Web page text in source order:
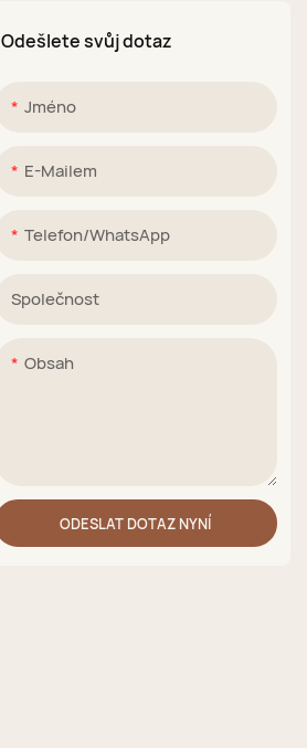
Odešlete svůj dotaz
Jméno
E-Mailem
Telefon/WhatsApp
Společnost
Obsah
ODESLAT DOTAZ NYNÍ